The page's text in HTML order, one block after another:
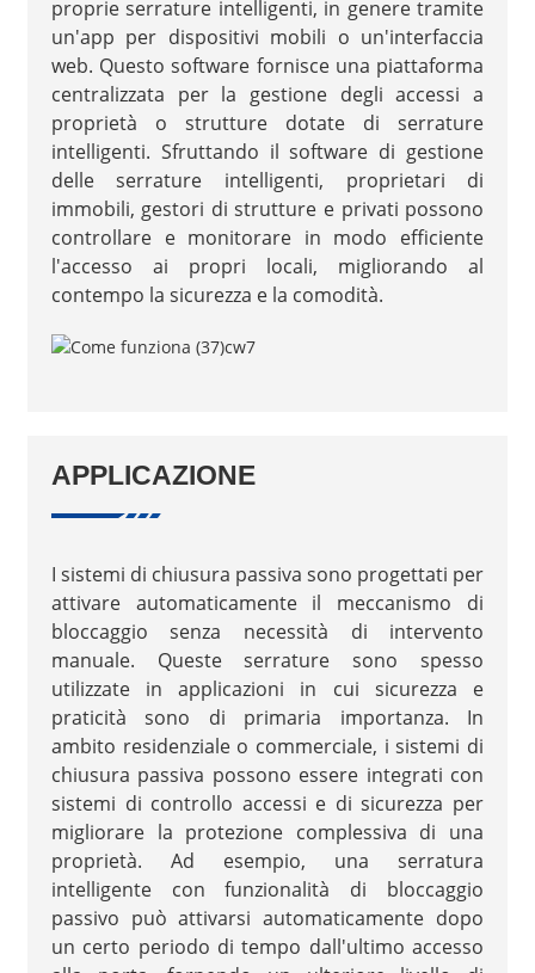
proprie serrature intelligenti, in genere tramite
un'app per dispositivi mobili o un'interfaccia
web. Questo software fornisce una piattaforma
centralizzata per la gestione degli accessi a
proprietà o strutture dotate di serrature
intelligenti. Sfruttando il software di gestione
delle serrature intelligenti, proprietari di
immobili, gestori di strutture e privati ​​possono
controllare e monitorare in modo efficiente
l'accesso ai propri locali, migliorando al
contempo la sicurezza e la comodità.
APPLICAZIONE
I sistemi di chiusura passiva sono progettati per
attivare automaticamente il meccanismo di
bloccaggio senza necessità di intervento
manuale. Queste serrature sono spesso
utilizzate in applicazioni in cui sicurezza e
praticità sono di primaria importanza. In
ambito residenziale o commerciale, i sistemi di
chiusura passiva possono essere integrati con
sistemi di controllo accessi e di sicurezza per
migliorare la protezione complessiva di una
proprietà. Ad esempio, una serratura
intelligente con funzionalità di bloccaggio
passivo può attivarsi automaticamente dopo
un certo periodo di tempo dall'ultimo accesso